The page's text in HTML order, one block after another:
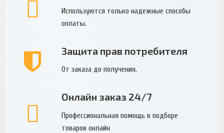
Используются только надежные способы
оплаты.
Защита прав потребителя
От заказа до получения.
Онлайн заказ 24/7
Профессиональная помощь в подборе
товаров онлайн